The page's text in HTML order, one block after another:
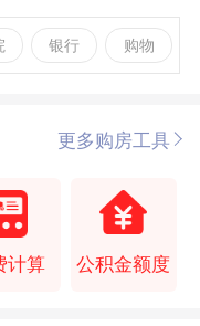
银行 购物
更多购房工具
计算 公积金额度